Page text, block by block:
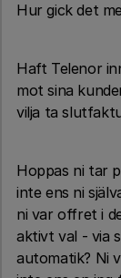
Hur gick det
Haft Telenor
mot sina
vilja ta
Hoppas ni tar
inte ens ni
ni var offret i
aktivt val - via
automatik? Ni